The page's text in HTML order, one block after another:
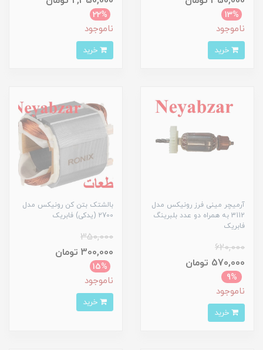
13%
ناموجود
22%
ناموجود
آرمیچر مینی فرز رونیکس مدل
3112 به همراه دو عدد بلبرینگ
فابریک
620,000
570,000 تومان
9%
ناموجود
بالشتک بتن کن رونیکس مدل
2700 (یدکی) فابریک
350,000
300,000 تومان
15%
ناموجود